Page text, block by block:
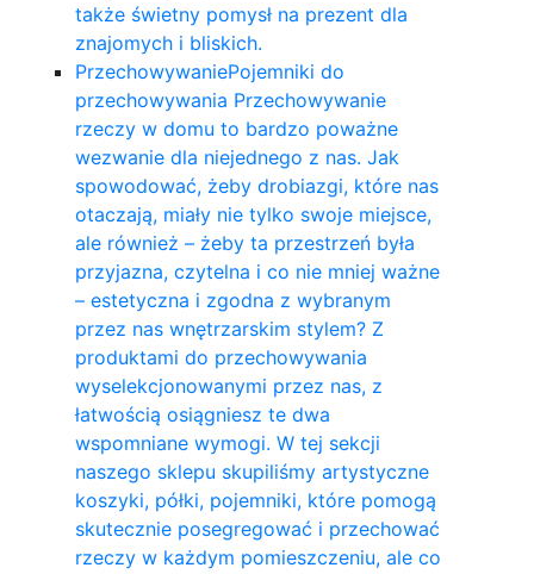
także świetny pomysł na prezent dla
znajomych i bliskich.
PrzechowywaniePojemniki do
przechowywania Przechowywanie
rzeczy w domu to bardzo poważne
wezwanie dla niejednego z nas. Jak
spowodować, żeby drobiazgi, które nas
otaczają, miały nie tylko swoje miejsce,
ale również – żeby ta przestrzeń była
przyjazna, czytelna i co nie mniej ważne
– estetyczna i zgodna z wybranym
przez nas wnętrzarskim stylem? Z
produktami do przechowywania
wyselekcjonowanymi przez nas, z
łatwością osiągniesz te dwa
wspomniane wymogi. W tej sekcji
naszego sklepu skupiliśmy artystyczne
koszyki, półki, pojemniki, które pomogą
skutecznie posegregować i przechować
rzeczy w każdym pomieszczeniu, ale co